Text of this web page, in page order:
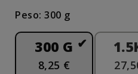
Peso: 300 g
300 G
8,25 €